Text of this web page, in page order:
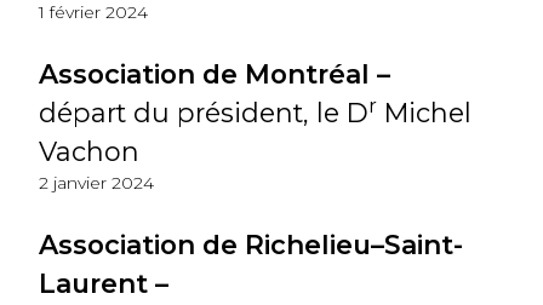
1 février 2024
Association de Montréal –
départ du président, le Dr Michel
Vachon
2 janvier 2024
Association de Richelieu–Saint-
Laurent –